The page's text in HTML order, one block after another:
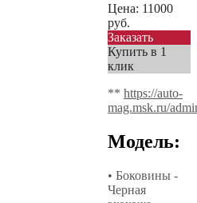
Цена: 11000
руб.
Заказать
Купить в 1
клик
** https://auto-
mag.msk.ru/
Модель:
• Боковины -
Черная